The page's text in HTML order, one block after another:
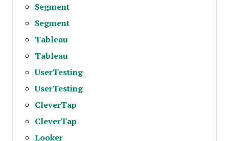
Segment
Segment
Tableau
Tableau
UserTesting
UserTesting
CleverTap
CleverTap
Looker